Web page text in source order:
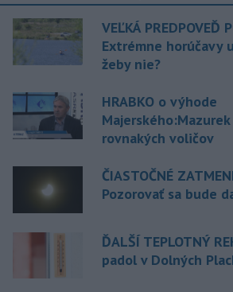
VEĽKÁ PREDPOVEĎ
Extrémne horúčavy
žeby nie?
HRABKO o výhode
rovnakých voličov
ČIASTOČNÉ
Pozorovať sa bude
ĎALŠÍ TEPLOTNÝ
padol v Dolných